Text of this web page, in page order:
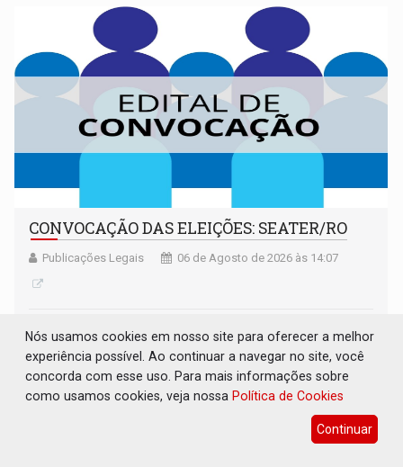
CONVOCAÇÃO DAS ELEIÇÕES: SEATER/RO
Publicações Legais 06 de Agosto de 2026 às 14:07
Nós usamos cookies em nosso site para oferecer a melhor
experiência possível. Ao continuar a navegar no site, você
concorda com esse uso. Para mais informações sobre
como usamos cookies, veja nossa Política de Cookies
Continuar